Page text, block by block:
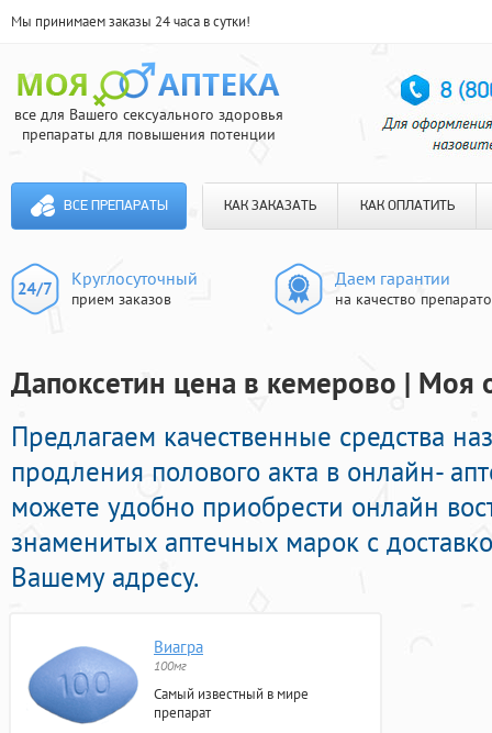
Мы принимаем заказы 24 часа в сутки!
все для Вашего сексуального здоровья
препараты для повышения потенции
ВСЕ ПРЕПАРАТЫ КАК ЗАКАЗАТЬ КАК ОПЛАТИТЬ
Круглосуточный
прием заказов
Даем гарантии
на качество
Дапоксетин цена в кемерово | Моя
Предлагаем качественные средства
продления полового акта в онлайн-
можете удобно приобрести онлайн
знаменитых аптечных марок с
Вашему адресу.
Виагра
100мг
Самый известный в мире
препарат